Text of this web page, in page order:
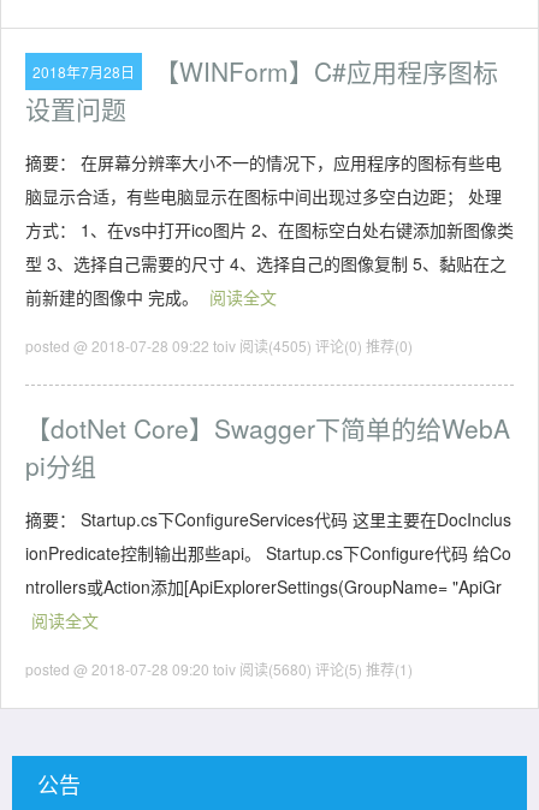
2018年7月28日
【WINForm】C#应用程序图标
设置问题
摘要： 在屏幕分辨率大小不一的情况下，应用程序的图标有些电
脑显示合适，有些电脑显示在图标中间出现过多空白边距； 处理
方式： 1、在vs中打开ico图片 2、在图标空白处右键添加新图像类
型 3、选择自己需要的尺寸 4、选择自己的图像复制 5、黏贴在之
前新建的图像中 完成。
阅读全文
posted @ 2018-07-28 09:22 toiv 阅读(4505) 评论(0) 推荐(0)
【dotNet Core】Swagger下简单的给WebA
pi分组
摘要： Startup.cs下ConfigureServices代码 这里主要在DocInclus
ionPredicate控制输出那些api。 Startup.cs下Configure代码 给Co
ntrollers或Action添加[ApiExplorerSettings(GroupName= "ApiGr
阅读全文
posted @ 2018-07-28 09:20 toiv 阅读(5680) 评论(5) 推荐(1)
公告